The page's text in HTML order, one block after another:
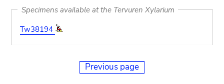
Specimens available at the Tervuren Xylarium
Tw38194
Previous page